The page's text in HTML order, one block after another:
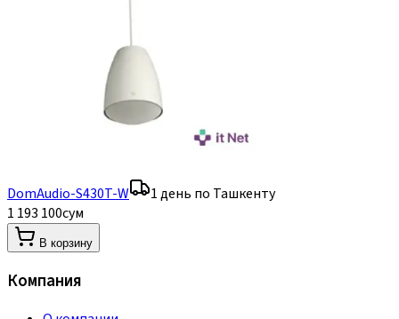
DomAudio-S430T-W
1 день по Ташкенту
1 193 100сум
В корзину
Компания